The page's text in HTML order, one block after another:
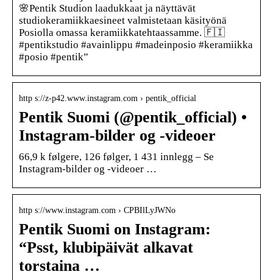
🌸⁠⁠Pentik Studion laadukkaat ja näyttävät
studiokeramiikkaesineet valmistetaan käsityönä
Posiolla omassa keramiikkatehtaassamme. 🇫🇮⁠⁠⁠
#pentikstudio #avainlippu #madeinposio #keramiikka
#posio #pentik”
http s://z-p42.www.instagram.com › pentik_official
Pentik Suomi (@pentik_official) •
Instagram-bilder og -videoer
66,9 k følgere, 126 følger, 1 431 innlegg – Se
Instagram-bilder og -videoer …
http s://www.instagram.com › CPBIlLyJWNo
Pentik Suomi on Instagram:
“Psst, klubipäivät alkavat
torstaina …